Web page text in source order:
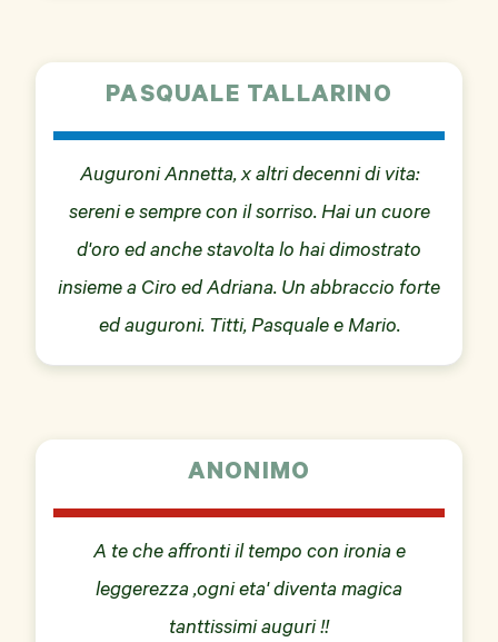
PASQUALE TALLARINO
Auguroni Annetta, x altri decenni di vita:
sereni e sempre con il sorriso. Hai un cuore
d'oro ed anche stavolta lo hai dimostrato
insieme a Ciro ed Adriana. Un abbraccio forte
ed auguroni. Titti, Pasquale e Mario.
ANONIMO
A te che affronti il tempo con ironia e
leggerezza ,ogni eta' diventa magica
tanttissimi auguri !!